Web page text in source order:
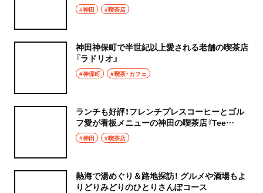
#神田 #喫茶店
神田神保町で半世紀以上愛される老舗の喫茶店
『ラドリオ』
#神保町 #喫茶・カフェ
ランチも好評！フレンチプレスコーヒーとゴル
フ愛が看板メニューの神田の喫茶店『Tee
Time』
#神田 #喫茶店
熱海で湯めぐり＆路地探訪！ グルメや酒場もよ
りどりみどりのひとりさんぽコース